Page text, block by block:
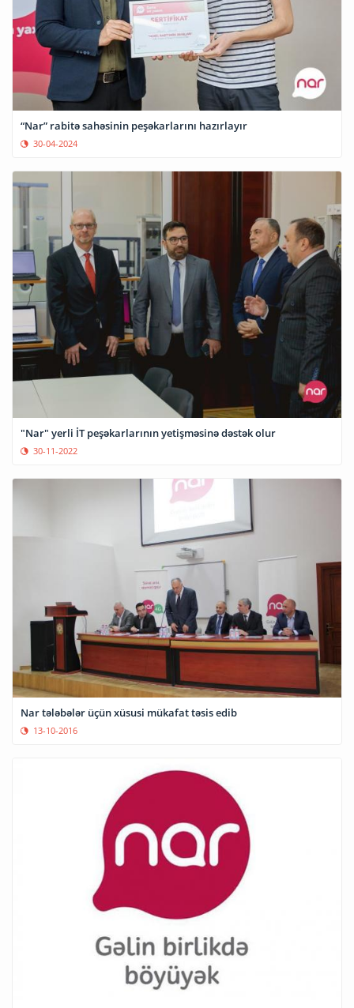
“Nar” rabitə sahəsinin peşəkarlarını hazırlayır
30-04-2024
"Nar" yerli İT peşəkarlarının yetişməsinə dəstək olur
30-11-2022
Nar tələbələr üçün xüsusi mükafat təsis edib
13-10-2016